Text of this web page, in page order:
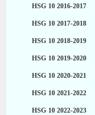
HSG 10 2016-2017
HSG 10 2017-2018
HSG 10 2018-2019
HSG 10 2019-2020
HSG 10 2020-2021
HSG 10 2021-2022
HSG 10 2022-2023